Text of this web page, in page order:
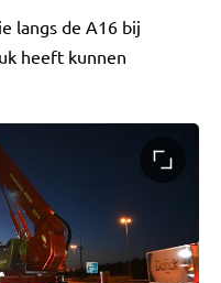
langs de A16 bij
heeft kunnen